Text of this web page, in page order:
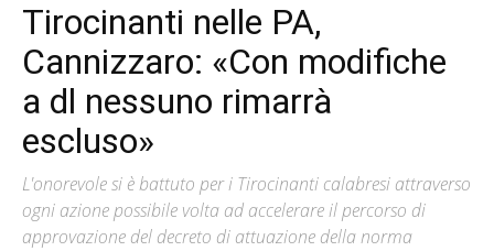
Tirocinanti nelle PA,
Cannizzaro: «Con modifiche
a dl nessuno rimarrà
escluso»
L'onorevole si è battuto per i Tirocinanti calabresi attraverso
ogni azione possibile volta ad accelerare il percorso di
approvazione del decreto di attuazione della norma